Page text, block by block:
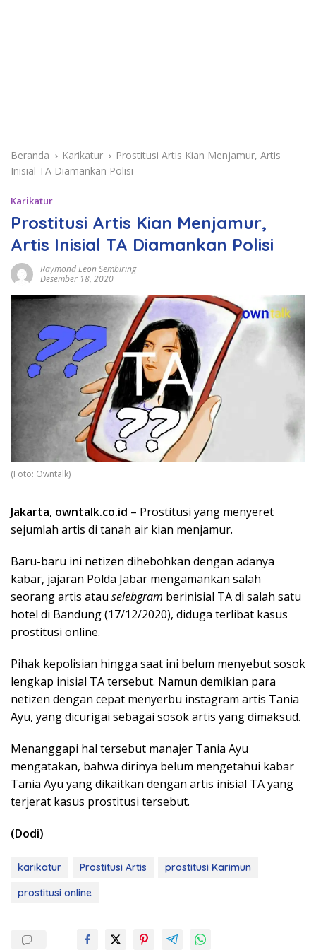
Beranda Karikatur
Prostitusi Artis Kian Menjamur, Artis
Inisial TA Diamankan Polisi
Karikatur
Prostitusi Artis Kian Menjamur,
Artis Inisial TA Diamankan Polisi
Raymond Leon Sembiring
Desember 18, 2020
(Foto: Owntalk)
Jakarta, owntalk.co.id – Prostitusi yang menyeret
sejumlah artis di tanah air kian menjamur.
Baru-baru ini netizen dihebohkan dengan adanya
kabar, jajaran Polda Jabar mengamankan salah
seorang artis atau selebgram berinisial TA di salah satu
hotel di Bandung (17/12/2020), diduga terlibat kasus
prostitusi online.
Pihak kepolisian hingga saat ini belum menyebut sosok
lengkap inisial TA tersebut. Namun demikian para
netizen dengan cepat menyerbu instagram artis Tania
Ayu, yang dicurigai sebagai sosok artis yang dimaksud.
Menanggapi hal tersebut manajer Tania Ayu
mengatakan, bahwa dirinya belum mengetahui kabar
Tania Ayu yang dikaitkan dengan artis inisial TA yang
terjerat kasus prostitusi tersebut.
(Dodi)
karikatur Prostitusi Artis
prostitusi Karimun
prostitusi online